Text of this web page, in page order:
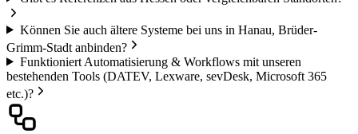
Können Sie auch ältere Systeme bei uns in Hanau, Brüder-
Grimm-Stadt anbinden?
Funktioniert Automatisierung & Workflows mit unseren
bestehenden Tools (DATEV, Lexware, sevDesk, Microsoft 365
etc.)?